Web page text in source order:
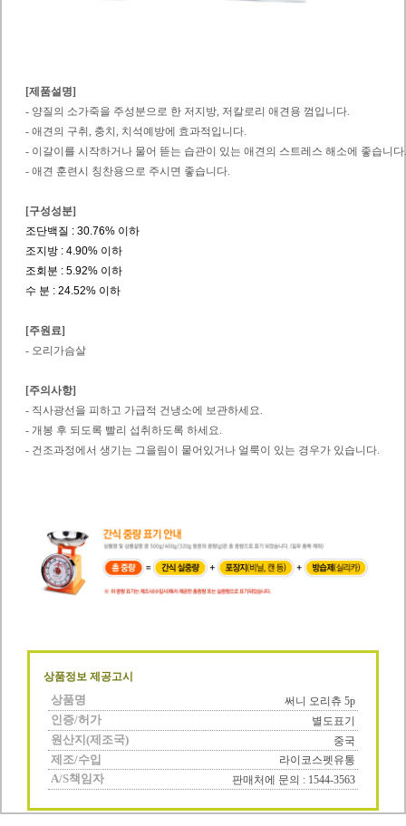
[제품설명]
- 양질의 소가죽을 주성분으로 한 저지방, 저칼로리 애견용 껌입니다.
- 애견의 구취, 충치, 치석예방에 효과적입니다.
- 이갈이를 시작하거나 물어 뜯는 습관이 있는 애견의 스트레스 해소에 좋습니다.
- 애견 훈련시 칭찬용으로 주시면 좋습니다.
[구성성분]
조단백질 : 30.76% 이하
조지방 : 4.90% 이하
조회분 : 5.92% 이하
수 분 : 24.52% 이하
[주원료]
- 오리가슴살
[주의사항]
- 직사광선을 피하고 가급적 건냉소에 보관하세요.
- 개봉 후 되도록 빨리 섭취하도록 하세요.
- 건조과정에서 생기는 그을림이 뭍어있거나 얼룩이 있는 경우가 있습니다.
상품정보 제공고시
상품명 써니 오리츄 5p
인증/허가 별도표기
원산지(제조국) 중국
제조/수입 라이코스펫유통
A/S책임자 판매처에 문의 : 1544-3563